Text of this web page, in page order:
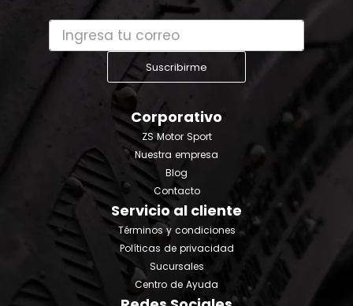
Suscribirme
Corporativo
ZS Motor Sport
Nuestra empresa
Blog
Contacto
Servicio al cliente
Términos y condiciones
Políticas de privacidad
Sucursales
Centro de Ayuda